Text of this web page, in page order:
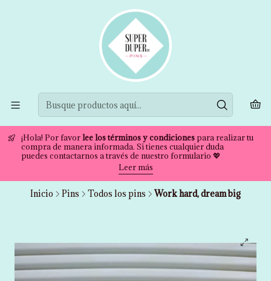
¡Hola! Por favorlee los términos y condicionespara realizar tu
compra de manera informada. Si tienes cualquier duda
puedes contactarnos a través de nuestro formulario 💖
Leer más
Inicio Pins Todos los pins Work hard, dream big